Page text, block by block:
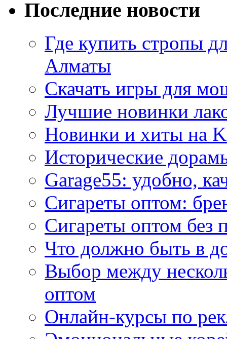
Последние новости
Где купить стропы
Алматы
Скачать игры для
Лучшие новинки
Новинки и хиты на
Исторические
Garage55: удобно,
Сигареты оптом:
Сигареты оптом без
Что должно быть в
Выбор между
оптом
Онлайн-курсы по